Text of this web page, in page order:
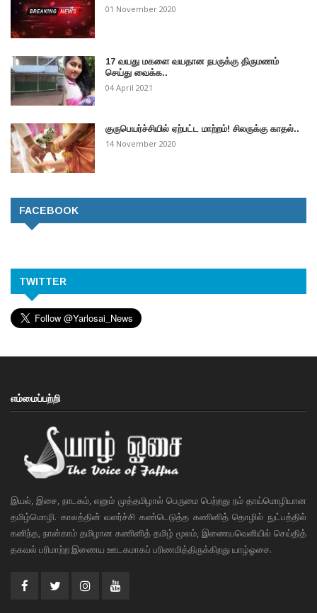
01 November 2020
17 வயது மகளை வயதான நபருக்கு திருமணம்
செய்து வைக்க..
04 April 2021
குருபெயர்ச்சியில் ஏற்பட்ட மாற்றம்! சிலருக்கு காதல்..
14 November 2020
FACEBOOK
TWITTER
எம்மைப்பற்றி
இயல், இசை, நாடகம், எனும் முத்தமிழால் பெருமை பெற்றது நம் தாய்மொழியான
தமிழ்மொழி. காலத்தின் வளர்ச்சி கண்டெடுத்த கணினித் தொழில் நுட்பத்தில்
கனிந்த, நான்காம் தமிழான கணினித் தமிழ் மூலம், இணையவெளியில் செய்தித்
தகவல் பரிமாற்ற இணைய ஊடகமாகப் பரிணமித்திருக்கிறது யாழ்ஓசை.